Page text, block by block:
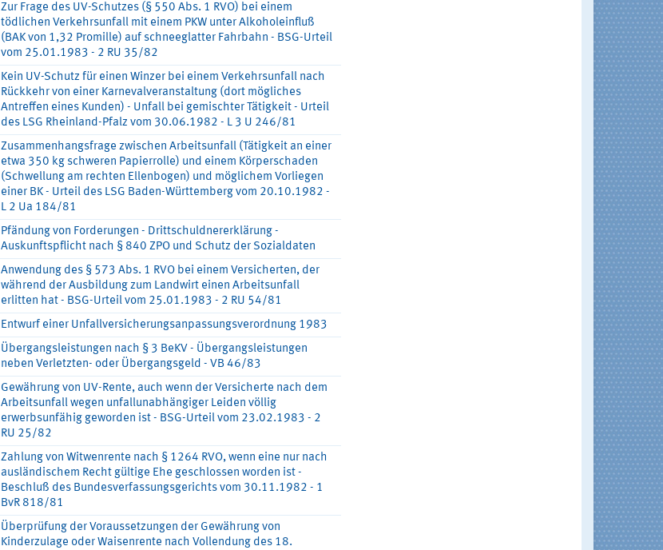
Zur Frage des UV-Schutzes (§ 550 Abs. 1 RVO) bei einem
tödlichen Verkehrsunfall mit einem PKW unter Alkoholeinfluß
(BAK von 1,32 Promille) auf schneeglatter Fahrbahn - BSG-Urteil
vom 25.01.1983 - 2 RU 35/82
Kein UV-Schutz für einen Winzer bei einem Verkehrsunfall nach
Rückkehr von einer Karnevalveranstaltung (dort mögliches
Antreffen eines Kunden) - Unfall bei gemischter Tätigkeit - Urteil
des LSG Rheinland-Pfalz vom 30.06.1982 - L 3 U 246/81
Zusammenhangsfrage zwischen Arbeitsunfall (Tätigkeit an einer
etwa 350 kg schweren Papierrolle) und einem Körperschaden
(Schwellung am rechten Ellenbogen) und möglichem Vorliegen
einer BK - Urteil des LSG Baden-Württemberg vom 20.10.1982 -
L 2 Ua 184/81
Pfändung von Forderungen - Drittschuldnererklärung -
Auskunftspflicht nach § 840 ZPO und Schutz der Sozialdaten
Anwendung des § 573 Abs. 1 RVO bei einem Versicherten, der
während der Ausbildung zum Landwirt einen Arbeitsunfall
erlitten hat - BSG-Urteil vom 25.01.1983 - 2 RU 54/81
Entwurf einer Unfallversicherungsanpassungsverordnung 1983
Übergangsleistungen nach § 3 BeKV - Übergangsleistungen
neben Verletzten- oder Übergangsgeld - VB 46/83
Gewährung von UV-Rente, auch wenn der Versicherte nach dem
Arbeitsunfall wegen unfallunabhängiger Leiden völlig
erwerbsunfähig geworden ist - BSG-Urteil vom 23.02.1983 - 2
RU 25/82
Zahlung von Witwenrente nach § 1264 RVO, wenn eine nur nach
ausländischem Recht gültige Ehe geschlossen worden ist -
Beschluß des Bundesverfassungsgerichts vom 30.11.1982 - 1
BvR 818/81
Überprüfung der Voraussetzungen der Gewährung von
Kinderzulage oder Waisenrente nach Vollendung des 18.